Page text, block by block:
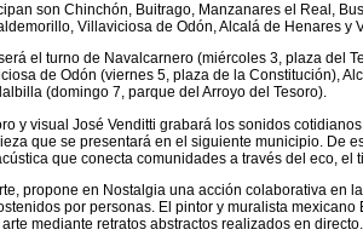
son Chinchón, Buitrago, Manzanares el Real,
Villaviciosa de Odón, Alcalá de Henares y
el turno de Navalcarnero (miércoles 3, plaza del
de Odón (viernes 5, plaza de la Constitución),
(domingo 7, parque del Arroyo del Tesoro).
y visual José Venditti grabará los sonidos
que se presentará en el siguiente municipio. De
que conecta comunidades a través del eco, el
propone en Nostalgia una acción colaborativa en
por personas. El pintor y muralista
mediante retratos abstractos realizados en directo.